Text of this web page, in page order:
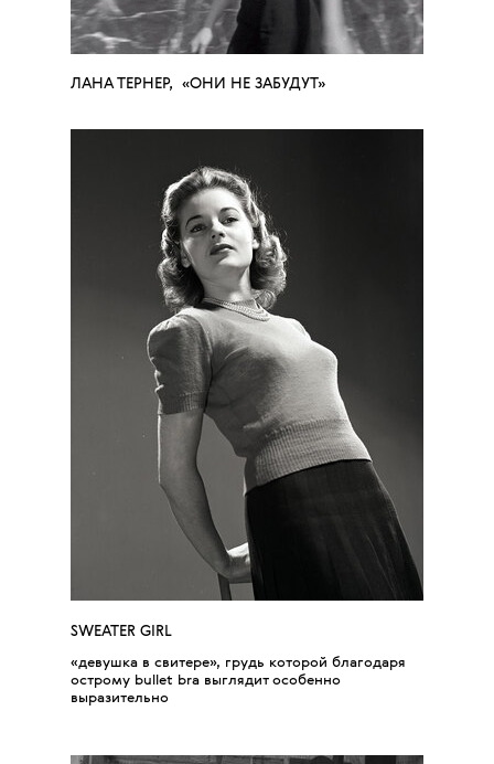
ЛАНА ТЕРНЕР, «ОНИ НЕ ЗАБУДУТ»
SWEATER GIRL
«девушка в свитере», грудь которой благодаря
острому bullet bra выглядит особенно
выразительно